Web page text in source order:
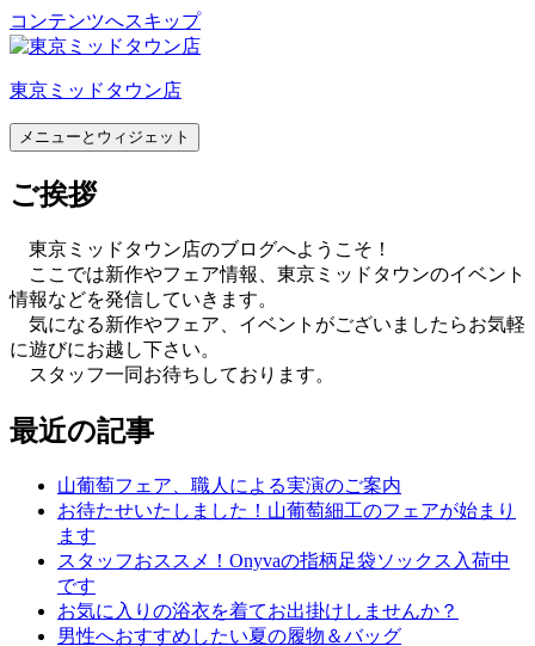
コンテンツへスキップ
東京ミッドタウン店
メニューとウィジェット
ご挨拶
東京ミッドタウン店のブログへようこそ！
ここでは新作やフェア情報、東京ミッドタウンのイベント
情報などを発信していきます。
気になる新作やフェア、イベントがございましたらお気軽
に遊びにお越し下さい。
スタッフ一同お待ちしております。
最近の記事
山葡萄フェア、職人による実演のご案内
お待たせいたしました！山葡萄細工のフェアが始まり
ます
スタッフおススメ！Onyvaの指柄足袋ソックス入荷中
です
お気に入りの浴衣を着てお出掛けしませんか？
男性へおすすめしたい夏の履物＆バッグ